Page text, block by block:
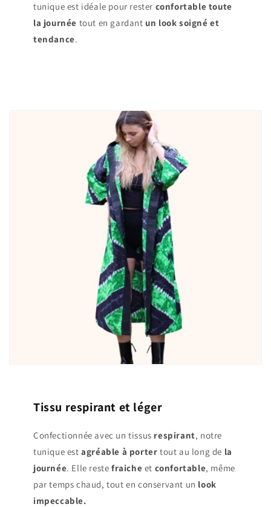
tunique est idéale pour rester confortable toute
la journée tout en gardant un look soigné et
tendance.
Tissu respirant et léger
Confectionnée avec un tissus respirant, notre
tunique estagréable à porter tout au long de la
journée. Elle restefraiche et confortable, même
par temps chaud, tout en conservant un look
impeccable.